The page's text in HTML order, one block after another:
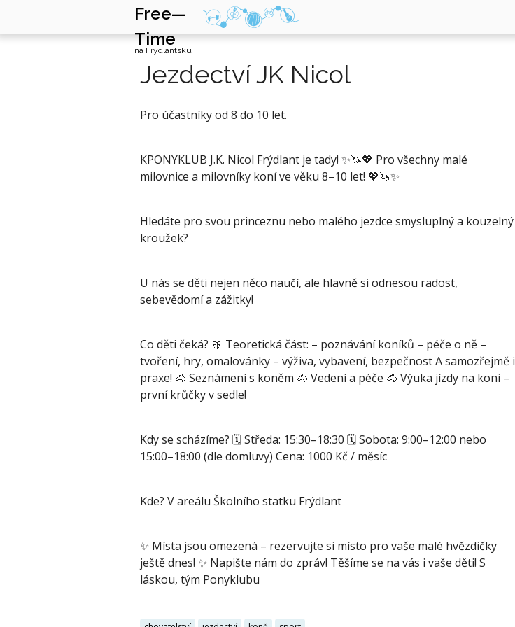
Free—
Time
na Frýdlantsku
Jezdectví JK Nicol
Pro účastníky od 8 do 10 let.
KPONYKLUB J.K. Nicol Frýdlant je tady! ✨🦄💖 Pro všechny malé
milovnice a milovníky koní ve věku 8–10 let! 💖🦄✨
Hledáte pro svou princeznu nebo malého jezdce smysluplný a kouzelný
kroužek?
U nás se děti nejen něco naučí, ale hlavně si odnesou radost,
sebevědomí a zážitky!
Co děti čeká? 🎀 Teoretická část: – poznávání koníků – péče o ně –
tvoření, hry, omalovánky – výživa, vybavení, bezpečnost A samozřejmě i
praxe! 🐴 Seznámení s koněm 🐴 Vedení a péče 🐴 Výuka jízdy na koni –
první krůčky v sedle!
Kdy se scházíme? 🗓 Středa: 15:30–18:30 🗓 Sobota: 9:00–12:00 nebo
15:00–18:00 (dle domluvy) Cena: 1000 Kč / měsíc
Kde? V areálu Školního statku Frýdlant
✨ Místa jsou omezená – rezervujte si místo pro vaše malé hvězdičky
ještě dnes! ✨ Napište nám do zpráv! Těšíme se na vás i vaše děti! S
láskou, tým Ponyklubu